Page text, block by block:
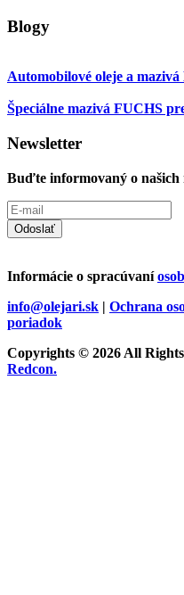
Blogy
Automobilové oleje a
Špeciálne mazivá FUCHS
Newsletter
Buďte informovaný o
Odoslať
Informácie o spracúvaní
info@olejari.sk | Ochrana
poriadok
Copyrights © 2026 All
Redcon.